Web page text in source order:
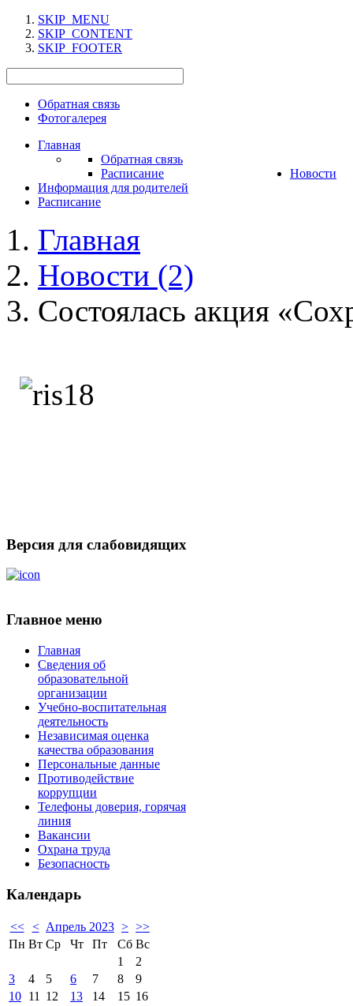
SKIP_MENU
SKIP_CONTENT
SKIP_FOOTER
Обратная связь
Фотогалерея
Главная
Обратная связь
Расписание
Новости
Информация для родителей
Расписание
Главная
Новости (2)
Состоялась акция
Версия для слабовидящих
Главное меню
Главная
Сведения об
образовательной
организации
Учебно-воспитательная
деятельность
Независимая оценка
качества образования
Персональные данные
Противодействие
коррупции
Телефоны доверия, горячая
линия
Вакансии
Охрана труда
Безопасность
Календарь
<< < Апрель 2023 > >>
Пн Вт Ср Чт Пт Сб Вс
1
2
3
4 5 6 7 8
9
10 11 12 13 14 15 16